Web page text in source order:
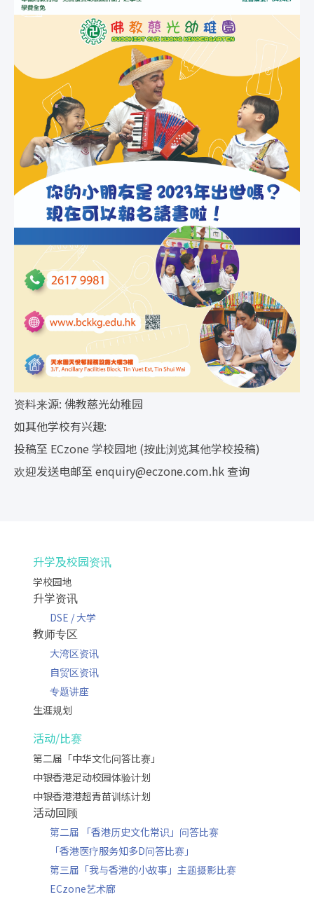
资料来源: 佛教慈光幼稚园
如其他学校有兴趣:
投稿至 ECzone 学校园地 (按此浏览其他学校投稿)
欢迎发送电邮至 enquiry@eczone.com.hk 查询
升学及校园资讯
学校园地
升学资讯
DSE / 大学
教师专区
大湾区资讯
自贸区资讯
专题讲座
生涯规划
活动/比赛
第二届「中华文化问答比赛」
中银香港足动校园体验计划
中银香港港超青苗训练计划
活动回顾
第二届 「香港历史文化常识」问答比赛
「香港医疗服务知多D问答比赛」
第三届「我与香港的小故事」主题摄影比赛
ECzone艺术廊